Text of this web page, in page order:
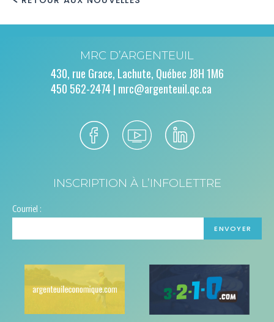
MRC D’ARGENTEUIL
430, rue Grace, Lachute, Québec J8H 1M6
450 562-2474 | mrc@argenteuil.qc.ca
INSCRIPTION À L’INFOLETTRE
Courriel :